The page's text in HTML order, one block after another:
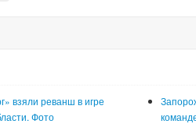
взяли реванш в игре
Фото